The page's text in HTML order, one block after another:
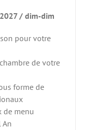
/ dim-dim
pour votre
de votre
forme de
de menu